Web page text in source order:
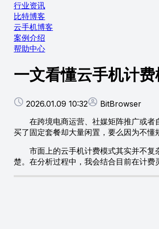
行业资讯
比特博客
云手机博客
案例介绍
帮助中心
一文看懂云手机计
2026.01.09 10:32
BitBrowser
在跨境电商运营、社媒矩阵推广或者自
买了固定套餐却大量闲置，要么因为不懂
市面上的云手机计费模式其实并不复
楚。在分析过程中，我会结合目前在计费